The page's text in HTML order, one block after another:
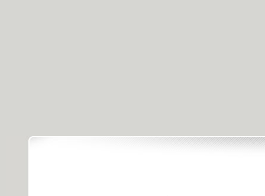
[天天飲食]